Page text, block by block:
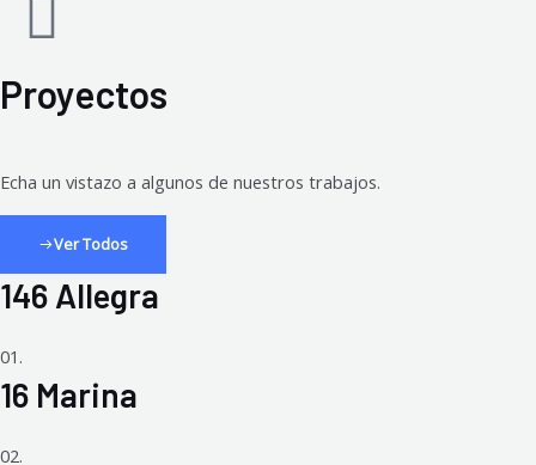
Proyectos
Echa un vistazo a algunos de nuestros trabajos.
Ver Todos
146 Allegra
01.
16 Marina
02.